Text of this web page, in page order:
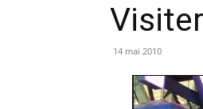
14 mai 2010